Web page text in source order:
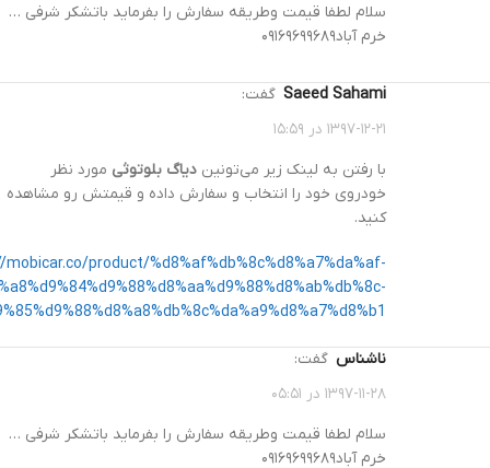
سلام لطفا قیمت وطریقه سفارش را بفرماید باتشکر شرفی …
خرم آباد۰۹۱۶۹۶۹۹۶۸۹
Saeed Sahami
گفت:
۱۳۹۷-۱۲-۲۱ در ۱۵:۵۹
با رفتن به لینک زیر می‌تونین دیاگ بلوتوثی مورد نظر
خودروی خود را انتخاب و سفارش داده و قیمتش رو مشاهده
کنید.
product/%d8%af%db%8c%d8%a7%da%af-
ناشناس گفت:
۱۳۹۷-۱۱-۲۸ در ۰۵:۵۱
سلام لطفا قیمت وطریقه سفارش را بفرماید باتشکر شرفی …
خرم آباد۰۹۱۶۹۶۹۹۶۸۹